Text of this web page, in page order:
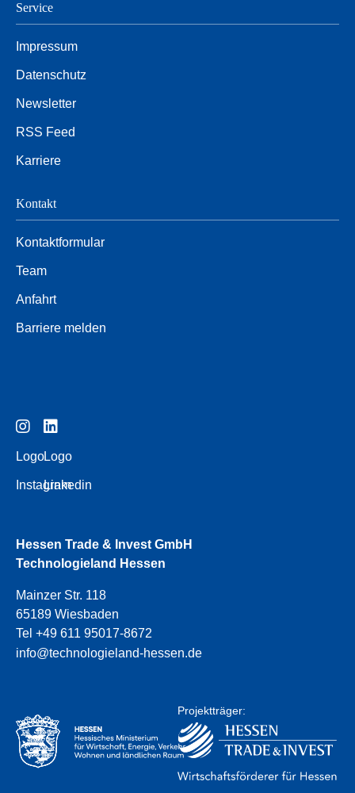
Service
Impressum
Datenschutz
Newsletter
RSS Feed
Karriere
Kontakt
Kontaktformular
Team
Anfahrt
Barriere melden
Logo
Instagram
Logo
Linkedin
Hessen Trade & Invest GmbH
Technologieland Hessen
Mainzer Str. 118
65189 Wiesbaden
Tel +49 611 95017-8672
info@technologieland-hessen.de
Projektträger: